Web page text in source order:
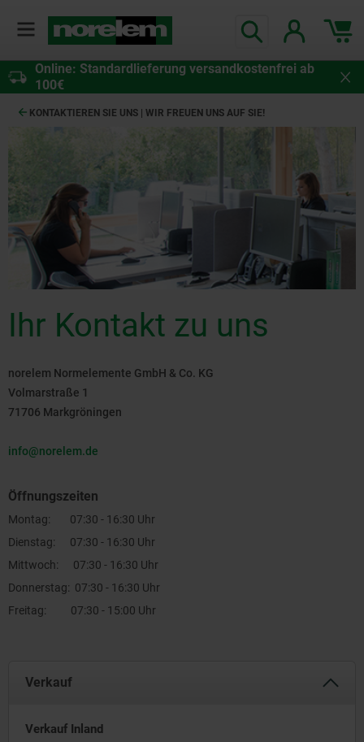
Online: Standardlieferung versandkostenfrei ab
100€
KONTAKTIEREN SIE UNS | WIR FREUEN UNS AUF SIE!
Ihr Kontakt zu uns
norelem Normelemente GmbH & Co. KG
Volmarstraße 1
71706 Markgröningen
info@norelem.de
Öffnungszeiten
Montag: 07:30 - 16:30 Uhr
Dienstag: 07:30 - 16:30 Uhr
Mittwoch: 07:30 - 16:30 Uhr
Donnerstag: 07:30 - 16:30 Uhr
Freitag: 07:30 - 15:00 Uhr
Verkauf
Verkauf Inland